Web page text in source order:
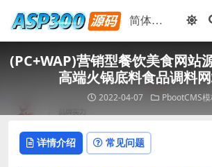
(PC+WAP)营销型餐饮美食网
高端火锅底料食品调料
2022-04-07 PbootCMS模
详情介绍 常见问题